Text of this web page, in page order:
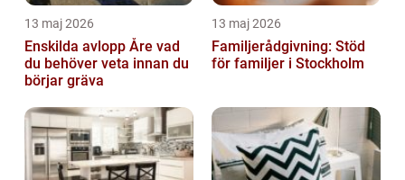
13 maj 2026
Enskilda avlopp Åre vad
du behöver veta innan du
börjar gräva
13 maj 2026
Familjerådgivning: Stöd
för familjer i Stockholm